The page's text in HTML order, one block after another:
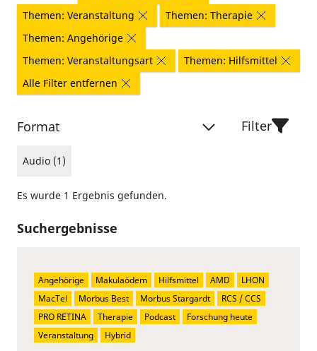
Themen: Veranstaltung
Themen: Therapie
Themen: Angehörige
Themen: Veranstaltungsart
Themen: Hilfsmittel
Alle Filter entfernen
Format
Audio (1)
Filter
Es wurde 1 Ergebnis gefunden.
Suchergebnisse
Angehörige Makulaödem Hilfsmittel AMD
LHON
MacTel
Morbus Best Morbus Stargardt
RCS / CCS
PRO RETINA
Therapie Podcast
Forschung heute
Veranstaltung
Hybrid